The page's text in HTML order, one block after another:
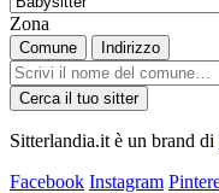
Zona
Comune Indirizzo
Cerca il tuo sitter
Sitterlandia.it è un brand di
Facebook Instagram